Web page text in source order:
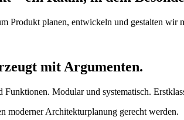
Produkt planen, entwickeln und gestalten wir
mit Argumenten.
Modular und systematisch.
moderner Architekturplanung gerecht werden.